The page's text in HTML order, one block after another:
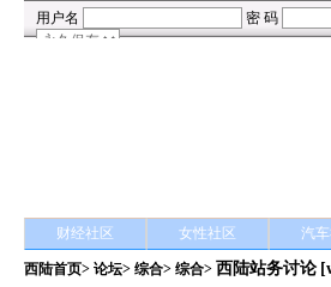
财经社区 女性社区 汽
西陆首页>论坛>综合> 综合> 西陆站务讨论